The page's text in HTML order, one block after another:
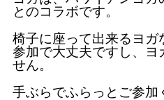
とのコラボです。
椅子に座って出来るヨ
参加で大丈夫ですし、ヨ
せん。
手ぶらでふらっとご参